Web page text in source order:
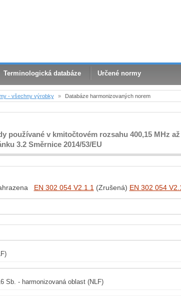
Terminologická databáze Určené normy
- všechny výrobky » Databáze harmonizovaných norem
v kmitočtovém rozsahu 400,15 MHz
3.2 Směrnice 2014/53/EU
EN 302 054 V2.1.1 (Zrušená) EN 302 054
Sb. - harmonizovaná oblast (NLF)